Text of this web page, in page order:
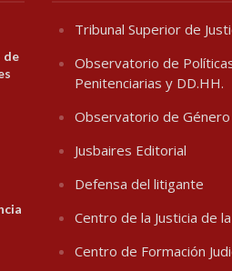
de
Tribunal Superior de
Observatorio de
Penitenciarias y DD.HH.
Observatorio de Género
Jusbaires Editorial
Defensa del litigante
Centro de la Justicia de
Centro de Formación